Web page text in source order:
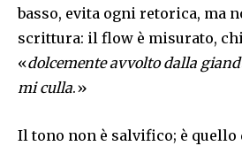
basso, evita ogni retorica, ma
scrittura: il flow è misurato,
«dolcemente avvolto dalla
mi culla.»
Il tono non è salvifico; è quello